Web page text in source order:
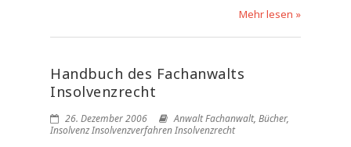
Mehr lesen »
Handbuch des Fachanwalts
Insolvenzrecht
26. Dezember 2006 Anwalt Fachanwalt, Bücher,
Insolvenz Insolvenzverfahren Insolvenzrecht